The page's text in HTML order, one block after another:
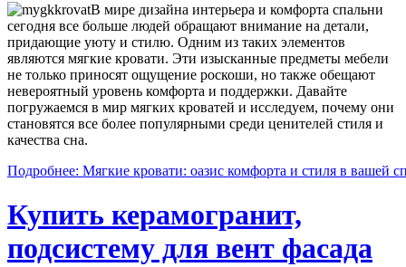
В мире дизайна интерьера и комфорта спальни
сегодня все больше людей обращают внимание на детали,
придающие уюту и стилю. Одним из таких элементов
являются мягкие кровати. Эти изысканные предметы мебели
не только приносят ощущение роскоши, но также обещают
невероятный уровень комфорта и поддержки. Давайте
погружаемся в мир мягких кроватей и исследуем, почему они
становятся все более популярными среди ценителей стиля и
качества сна.
Подробнее: Мягкие кровати: оазис комфорта и стиля в вашей
Купить керамогранит,
подсистему для вент фасада